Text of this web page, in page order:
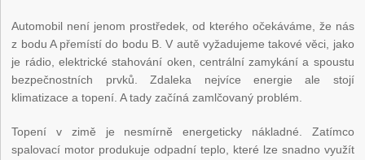
Automobil není jenom prostředek, od kterého očekáváme, že nás
z bodu A přemístí do bodu B. V autě vyžadujeme takové věci, jako
je rádio, elektrické stahování oken, centrální zamykání a spoustu
bezpečnostních prvků. Zdaleka nejvíce energie ale stojí
klimatizace a topení. A tady začíná zamlčovaný problém.
Topení v zimě je nesmírně energeticky nákladné. Zatímco
spalovací motor produkuje odpadní teplo, které lze snadno využít